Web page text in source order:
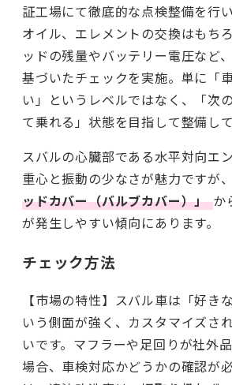
証工場にて徹底的な点検整備を行
オイル、エレメントの交換はもち
ッドの残量やバッテリー電圧など
基づいたチェックを実施。単に「
い」というレベルではなく、「次
て乗れる」状態を目指して整備して
スバルの心臓部である水平対向エ
重心と振動の少なさが魅力ですが
ッドカバー（バルブカバー）」か
が発生しやすい傾向にあります。
チェック方法
【市場の特性】スバル車は「好き
いう側面が強く、カスタマイズさ
いです。マフラーや足回りが社外
場合、車検対応かどうかの確認が